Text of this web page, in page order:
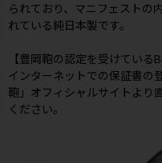
られており、マニフェストの
れている純日本製です。
【豊岡鞄の認定を受けている
インターネットでの保証書の
鞄」オフィシャルサイト より
ください。